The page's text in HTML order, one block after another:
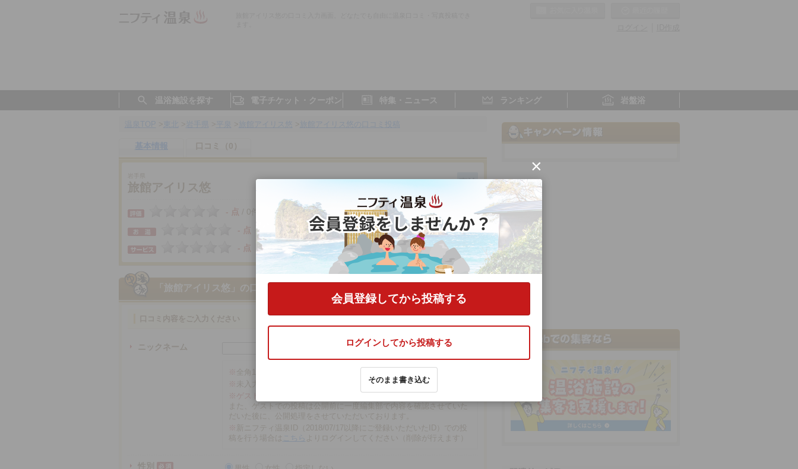
温浴施設を探す 電子チケット・クーポン 特集・ニュース ランキング 岩盤浴
基本情報 口コミ（0）
岩手県
旅館アイリス悠
- 点 / 0件 岩手県／平泉
- 点
- 点
- 点
- 点
「旅館アイリス悠」 の口コミをする
ニックネーム
※ 全角16文字以内
※
※ゲストでの投稿は、再編集や削除ができませんので注意ください。
また、ゲストでの投稿は公開前に一度編集部で内容を確認させていた
だいた後に、公開処理をさせていただいております。
※ 新ニフティ温泉ID（2018/07/17以降にご登録いただいたID）での投
稿を行う場合は
こちら よりログインしてください（削除が行えます）
性別
×
会員登録してから投稿する
ログインしてから投稿する
そのまま書き込む